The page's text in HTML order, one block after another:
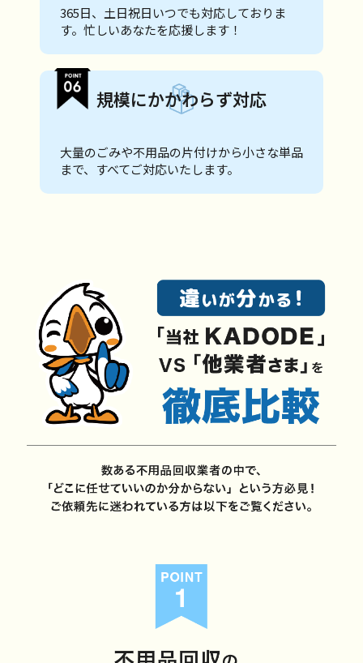
365日、土日祝日いつでも対応しておりま
す。忙しいあなたを応援します！
規模にかかわらず対応
大量のごみや不用品の片付けから小さな単品
まで、すべてご対応いたします。